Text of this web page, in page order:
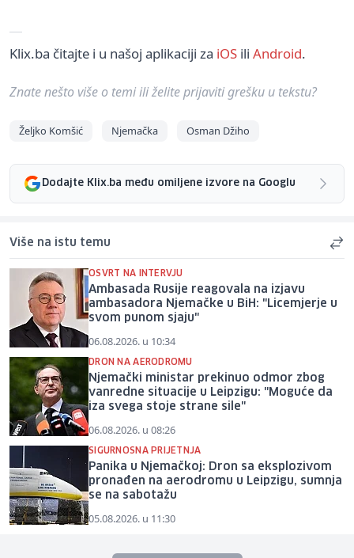
Klix.ba čitajte i u našoj aplikaciji za iOS ili Android.
Znate nešto više o temi ili želite prijaviti grešku u tekstu?
Željko Komšić Njemačka Osman Džiho
Dodajte Klix.ba među omiljene izvore na Googlu
Više na istu temu
OSVRT NA INTERVJU
Ambasada Rusije reagovala na izjavu
ambasadora Njemačke u BiH: "Licemjerje u
svom punom sjaju"
06.08.2026. u 10:34
DRON NA AERODROMU
Njemački ministar prekinuo odmor zbog
vanredne situacije u Leipzigu: "Moguće da
iza svega stoje strane sile"
06.08.2026. u 08:26
SIGURNOSNA PRIJETNJA
Panika u Njemačkoj: Dron sa eksplozivom
pronađen na aerodromu u Leipzigu, sumnja
se na sabotažu
05.08.2026. u 11:30